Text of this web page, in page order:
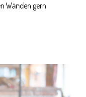
Wänden gern